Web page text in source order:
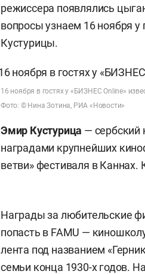
режиссера появлялись
вопросы узнаем 16 ноября
Кустурицы.
16 ноября в гостях у «БИЗНЕС Online»
Фото: © Нина Зотина, РИА «Новости»
Эмир Кустурица — сербский
наградами крупнейших
ветви» фестиваля в Каннах.
Награды за любительские
попасть в FAMU —
лента под названием
семьи конца 1930-х годов.